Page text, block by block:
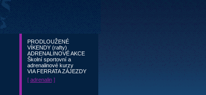
PRODLOUŽENÉ
VÍKENDY (rafty)
ADRENALINOVÉ AKCE
Školní sportovní a
adrenalinové kurzy
VIA FERRATA ZÁJEZDY
[ adrenalin]